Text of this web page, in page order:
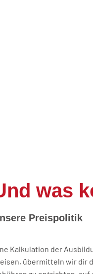
was
Preispolitik
Kalkulation der
übermitteln wir dir